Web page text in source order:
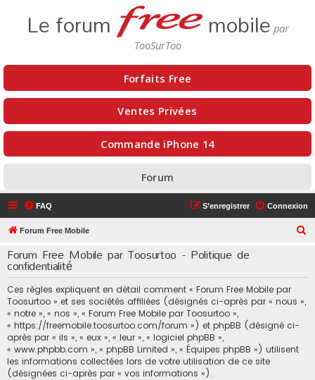
Le forum mobile
Forfaits Free
Ventes Privées
Commande iPhone 14
Forum
FAQ Connexion
S’enregistrer
Forum Free Mobile
h
Forum Free Mobile par Toosurtoo - Politique de
confidentialité
Ces règles expliquent en détail comment « Forum Free Mobile par
Toosurtoo » et ses sociétés affiliées (désignés ci-après par « nous »,
« notre », « nos », « Forum Free Mobile par Toosurtoo »,
« https://freemobile.toosurtoo.com/forum ») et phpBB (désigné ci-
après par « ils », « eux », « leur », « logiciel phpBB »,
« www.phpbb.com », « phpBB Limited », « Équipes phpBB ») utilisent
les informations collectées lors de votre utilisation de ce site
(désignées ci-après par « vos informations »).